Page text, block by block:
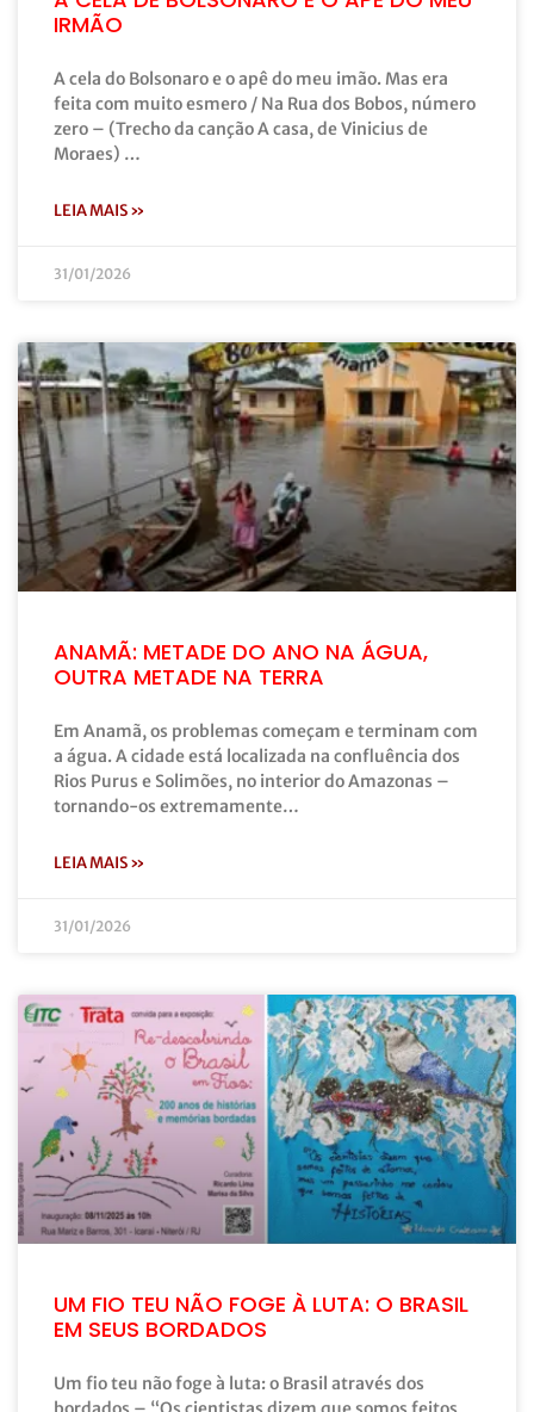
IRMÃO
A cela do Bolsonaro e o apê do meu imão. Mas era
feita com muito esmero / Na Rua dos Bobos, número
zero – (Trecho da canção A casa, de Vinicius de
Moraes) …
LEIA MAIS »
31/01/2026
ANAMÃ: METADE DO ANO NA ÁGUA,
OUTRA METADE NA TERRA
Em Anamã, os problemas começam e terminam com
a água. A cidade está localizada na confluência dos
Rios Purus e Solimões, no interior do Amazonas –
tornando-os extremamente…
LEIA MAIS »
31/01/2026
UM FIO TEU NÃO FOGE À LUTA: O BRASIL
EM SEUS BORDADOS
Um fio teu não foge à luta: o Brasil através dos